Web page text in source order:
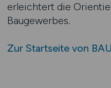
erleichtert die
Baugewerbes.
Zur Startseite von